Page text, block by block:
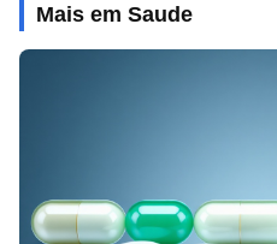
Mais em Saude